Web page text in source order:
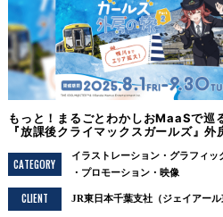
もっと！まるごとわかしおMaaSで巡
『放課後クライマックスガールズ』
CATEGORY
イラストレーション グラフィッ
プロモーション
映像
CLIENT JR東日本千葉支社（ジェイアール